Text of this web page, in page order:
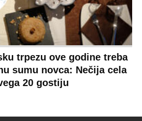
trpezu ove godine treba
sumu novca: Nečija cela
20 gostiju